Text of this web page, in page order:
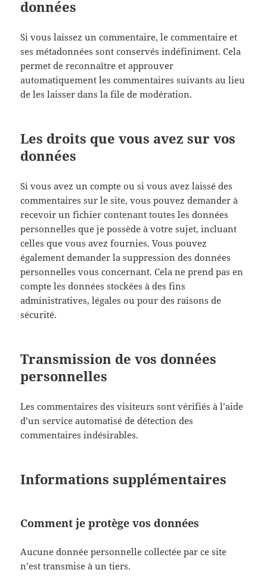
données
Si vous laissez un commentaire, le commentaire et
ses métadonnées sont conservés indéfiniment. Cela
permet de reconnaître et approuver
automatiquement les commentaires suivants au lieu
de les laisser dans la file de modération.
Les droits que vous avez sur vos
données
Si vous avez un compte ou si vous avez laissé des
commentaires sur le site, vous pouvez demander à
recevoir un fichier contenant toutes les données
personnelles que je possède à votre sujet, incluant
celles que vous avez fournies. Vous pouvez
également demander la suppression des données
personnelles vous concernant. Cela ne prend pas en
compte les données stockées à des fins
administratives, légales ou pour des raisons de
sécurité.
Transmission de vos données
personnelles
Les commentaires des visiteurs sont vérifiés à l’aide
d’un service automatisé de détection des
commentaires indésirables.
Informations supplémentaires
Comment je protège vos données
Aucune donnée personnelle collectée par ce site
n’est transmise à un tiers.